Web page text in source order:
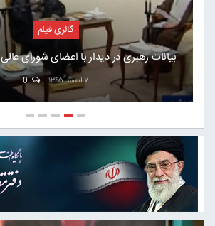
گالری فیلم
دیدار با اعضای شورای عالی حوزه های علمیه
0